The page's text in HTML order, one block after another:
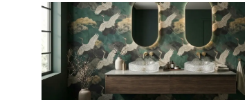
Lineaarne duši äravool
Tualettruumid
Vajub ära